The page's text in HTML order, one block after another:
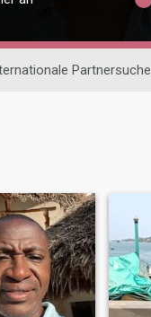
Partnersuche